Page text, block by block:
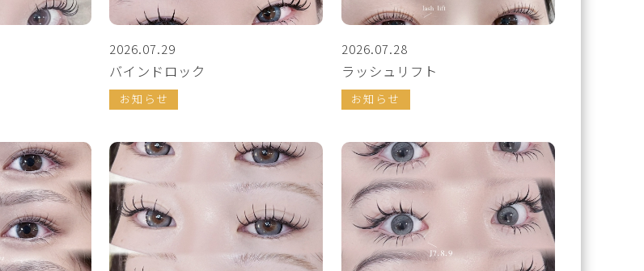
2026.07.29
バインドロック
お知らせ
2026.07.28
ラッシュリフト
お知らせ